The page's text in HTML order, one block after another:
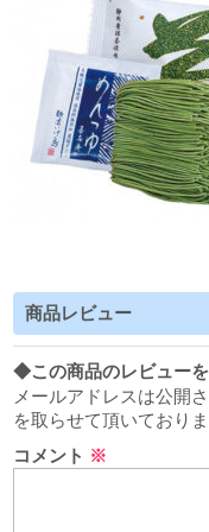
商品レビュー
◆この商品のレビュー
メールアドレスは公開
を取らせて頂いておりま
コメント ※